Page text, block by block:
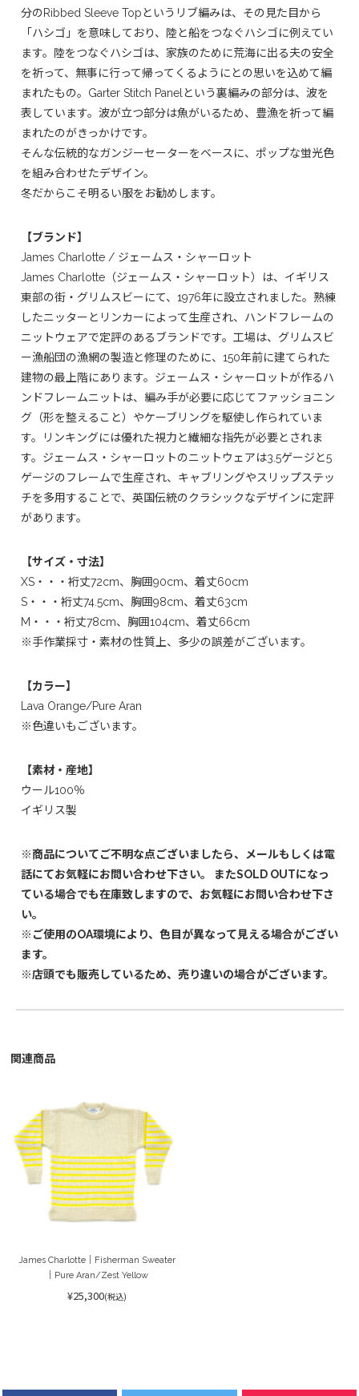
分のRibbed Sleeve Topというリブ編みは、その見た目から
「ハシゴ」を意味しており、陸と船をつなぐハシゴに例えてい
ます。陸をつなぐハシゴは、家族のために荒海に出る夫の安全
を祈って、無事に行って帰ってくるようにとの思いを込めて編
まれたもの。Garter Stitch Panelという裏編みの部分は、波を
表しています。波が立つ部分は魚がいるため、豊漁を祈って編
まれたのがきっかけです。
そんな伝統的なガンジーセーターをベースに、ポップな蛍光色
を組み合わせたデザイン。
冬だからこそ明るい服をお勧めします。
【ブランド】
James Charlotte / ジェームス・シャーロット
James Charlotte（ジェームス・シャーロット）は、イギリス
東部の街・グリムスビーにて、1976年に設立されました。熟練
したニッターとリンカーによって生産され、ハンドフレームの
ニットウェアで定評のあるブランドです。工場は、グリムスビ
ー漁船団の漁網の製造と修理のために、150年前に建てられた
建物の最上階にあります。ジェームス・シャーロットが作るハ
ンドフレームニットは、編み手が必要に応じてファッショニン
グ（形を整えること）やケーブリングを駆使し作られていま
す。リンキングには優れた視力と繊細な指先が必要とされま
す。ジェームス・シャーロットのニットウェアは3.5ゲージと5
ゲージのフレームで生産され、キャブリングやスリップステッ
チを多用することで、英国伝統のクラシックなデザインに定評
があります。
【サイズ・寸法】
XS・・・裄丈72cm、胸囲90cm、着丈60cm
S・・・裄丈74.5cm、胸囲98cm、着丈63cm
M・・・裄丈78cm、胸囲104cm、着丈66cm
※手作業採寸・素材の性質上、多少の誤差がございます。
【カラー】
Lava Orange/Pure Aran
※色違いもございます。
【素材・産地】
ウール100％
イギリス製
※商品についてご不明な点ございましたら、メールもしくは電
話にてお気軽にお問い合わせ下さい。 またSOLD OUTになっ
ている場合でも在庫致しますので、お気軽にお問い合わせ下さ
い。
※ご使用のOA環境により、色目が異なって見える場合がござい
ます。
※店頭でも販売しているため、売り違いの場合がございます。
関連商品
James Charlotte｜Fisherman Sweater
｜Pure Aran/Zest Yellow
¥25,300(税込)